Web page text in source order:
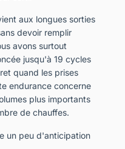
aux longues sorties
devoir remplir
avons surtout
jusqu'à 19 cycles
quand les prises
endurance concerne
plus importants
de chauffes.
un peu d'anticipation